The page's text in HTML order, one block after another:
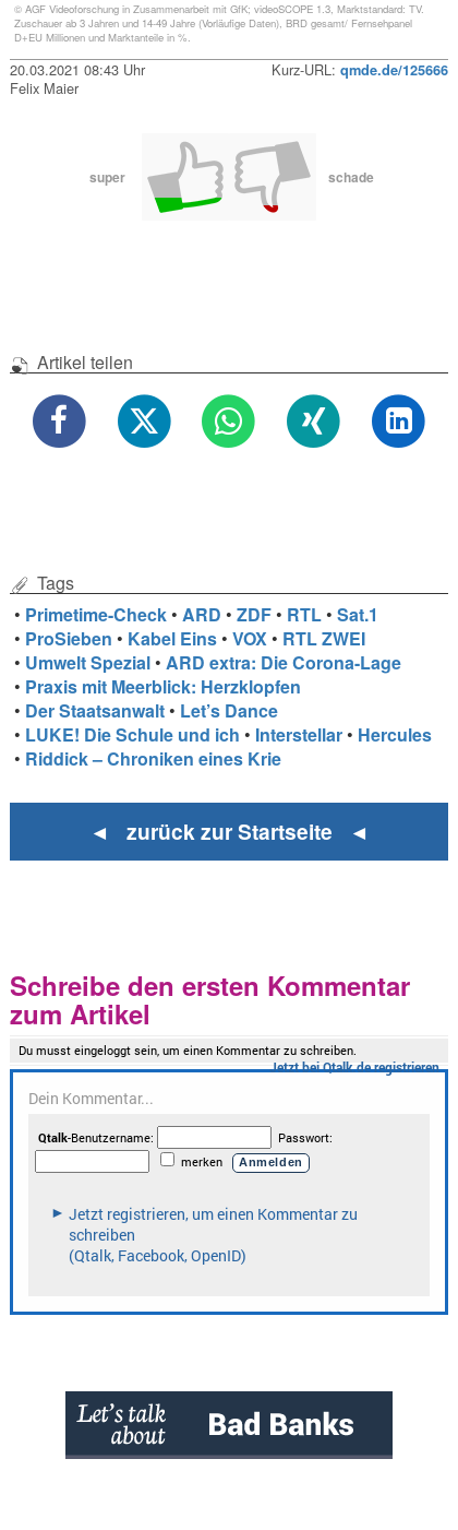
© AGF Videoforschung in Zusammenarbeit mit GfK; videoSCOPE 1.3, Marktstandard: TV.
Zuschauer ab 3 Jahren und 14-49 Jahre (Vorläufige Daten), BRD gesamt/ Fernsehpanel
D+EU Millionen und Marktanteile in %.
20.03.2021 08:43 Uhr Kurz-URL: qmde.de/125666
Felix Maier
super schade
Artikel teilen
Tags
• Primetime-Check •ARD •ZDF • RTL •Sat.1
• ProSieben • Kabel Eins •VOX • RTL ZWEI
• Umwelt Spezial •ARD extra: Die Corona-Lage
• Praxis mit Meerblick: Herzklopfen
• Der Staatsanwalt • Let’s Dance
• LUKE! Die Schule und ich • Interstellar • Hercules
• Riddick – Chroniken eines Krie
◄ zurück zur Startseite ◄
Schreibe den ersten Kommentar
zum Artikel